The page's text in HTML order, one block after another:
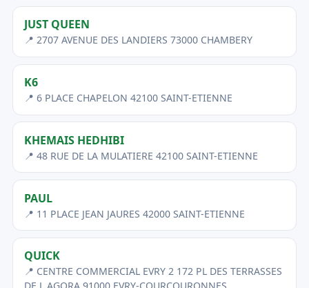
JUST QUEEN
📍 2707 AVENUE DES LANDIERS 73000 CHAMBERY
K6
📍 6 PLACE CHAPELON 42100 SAINT-ETIENNE
KHEMAIS HEDHIBI
📍 48 RUE DE LA MULATIERE 42100 SAINT-ETIENNE
PAUL
📍 11 PLACE JEAN JAURES 42000 SAINT-ETIENNE
QUICK
📍 CENTRE COMMERCIAL EVRY 2 172 PL DES TERRASSES